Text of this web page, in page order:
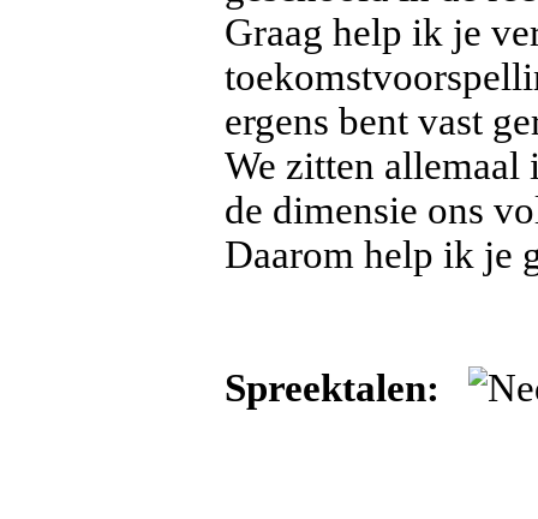
Graag help ik je
ergens bent vast
We zitten allemaal
de dimensie ons
Daarom help ik je
Spreektalen: